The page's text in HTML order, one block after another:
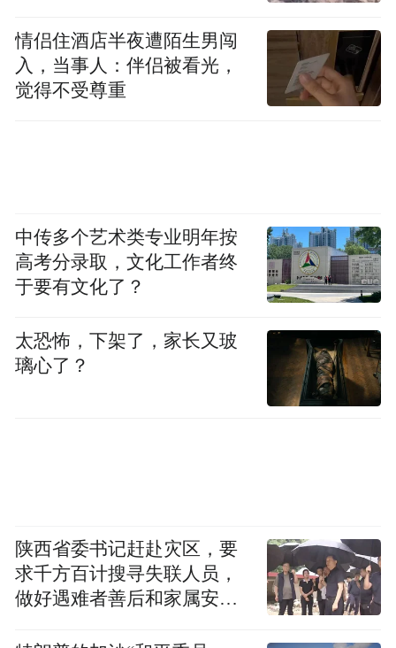
情侣住酒店半夜遭陌生男闯
入，当事人：伴侣被看光，
觉得不受尊重
中传多个艺术类专业明年按
高考分录取，文化工作者终
于要有文化了？
太恐怖，下架了，家长又玻
璃心了？
陕西省委书记赶赴灾区，要
求千方百计搜寻失联人员，
做好遇难者善后和家属安抚